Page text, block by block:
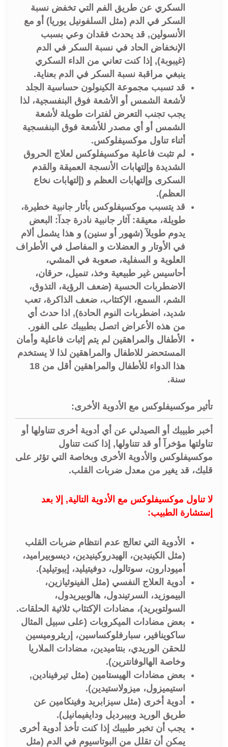
السكري عن طريق الفم التي تخفض نسبة
السكر في الدم (مثل السلفونيل يوريا) أو مع
الأنسولين, قد يحدث فقدان وعي بسبب
الإنخفاض الحاد في نسبة السكر في الدم
(غيبوبة), إذا كنت تعاني من الداء السكري
ينبغي مراقبة نسبة السكر في الدم بعناية.
قد تسبب مجموعة الكينولون حساسية الجلد
لأشعة الشمس أو الأشعة فوق البنفسجية، لذا
يجب تجنب التعرض لفترات طويلة لأشعة
الشمس أو أي مصدر للأشعة فوق البنفسجية
أثناء تناول موكسيفلوكس.
لم تثبت فاعلية موكسيفلوكس لعلاج الحروق
الشديدة وإلتهابات الأنسجة العميقة والقدم
السكرى وإلتهابات العظم و (إلتهابات نخاع
العظم).
قد يتسبب موكسيفلوكس بأثار جانبية خطيرة،
طويلة، معيقة: آثار جانبية نادرة جدآ: البعض
يدوم طويلآ (شهور أو سنين) و هذا يشمل ألام
في الأوتار و العضلات و المفاصل في الأطراف
العلوية و السفلية، صعوبة في المشي،
أحاسيس غير طبيعية وخذ، تنميل، حرقان،
الاضطربات الحسية (ضعف الرؤية، التذوق،
الشم، السمع، الإكتئاب، ضعف الذاكرة، تعب
شديد، اضطربات النوم الحادة), اذا حدث أي
من هذه الأعراض اتصل بطبيبك على الفور.
الأطفال والمراهقين لم يتم إثبات فاعلية وأمان
المستحضر للاطفال والمراهقين لذا لا يستخدم
هذا الدواء للأطفال والمراهقين أقل من 18
سنة.
تأثير موكسيفلوكس مع الأدوية الأخرى:
أخبر طبيبك أو الصيدلي عن أي أدوية أخرى تتناولها أو
تناولتها مؤخرآ أو قد تتناولها, إذا كنت تتناول
موكسيفلوكس والأدوية الأخرى وبخاصة التي تؤثر على
قلبك، قد يغير من معدل ضربات القلب.
لا تناول موكسيفلوكس مع الأدوية التالية, إلا بعد
إستشارة الطبيب:
الأدوية التي تعالج عدم انتظام ضربات القلب
(مثل الكينيدين، الهيدروكينيدين، ديسوبيراميد،
أميودارون، سوتالول، دوفيتيليد، إيبوتيليد).
أدوية العلاج النفسي (مثل الفينوثيازين،
البيموزيد، السرتيندول، هالوبيريدول،
السولتوبريد)، مضادات الإكتئاب ثلاثية الحلقات.
بعض مضادات الميكروبات (على سبيل المثال
ساكوينافير، سبارفلوكساسين، إريثروميسين
للحقن الوريدي، بنتاميدين، مضادات الملاريا
وخاصة الهالوفانترين).
بعض مضادات الهيستامين (مثل تيرفينادين,
استيميزول، ميزولاستيدين).
أدوية أخرى (مثل سيزابريد وفينكامين عن
طريق الوريد وبيبرديل ودايفيمانيل).
يجب أن تخبر طبيبك إذا كنت تأخذ أدوية أخرى
يمكن أن تقلل من البوتاسيوم في الدم (مثل